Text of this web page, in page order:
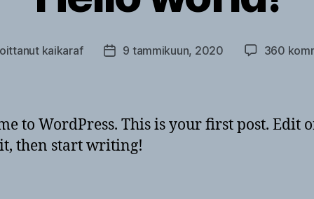
kaikaraf Julkaisupäivämäärä
9 tammikuun, 2020 360
to WordPress. This is your first post. Edit
then start writing!